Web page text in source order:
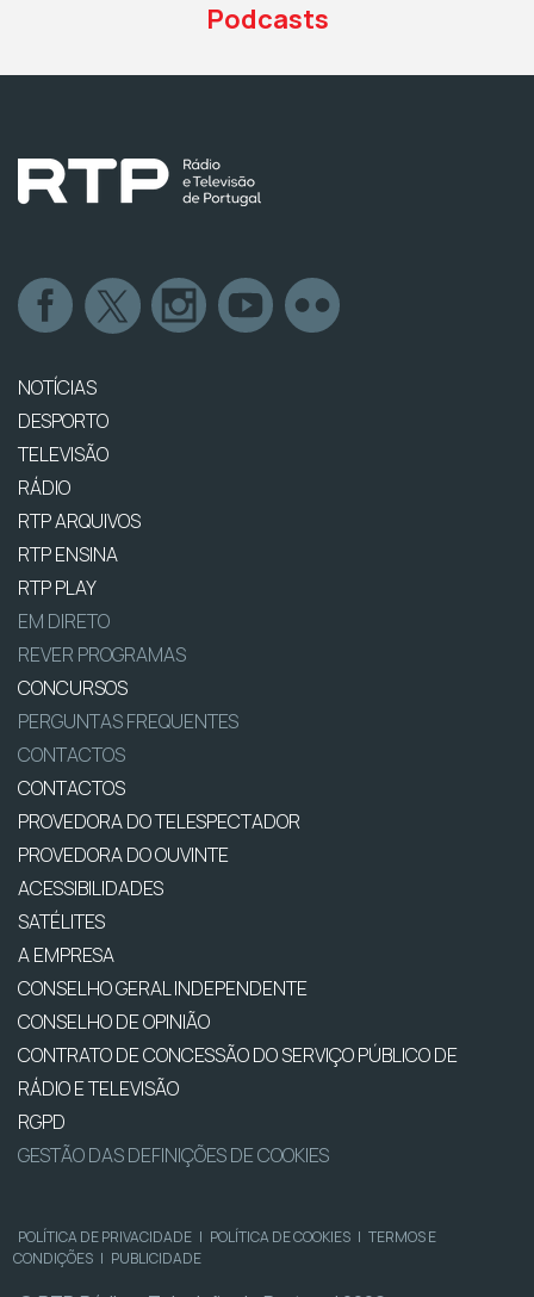
Podcasts
NOTÍCIAS
DESPORTO
TELEVISÃO
RÁDIO
RTP ARQUIVOS
RTP ENSINA
RTP PLAY
EM DIRETO
REVER PROGRAMAS
CONCURSOS
PERGUNTAS FREQUENTES
CONTACTOS
CONTACTOS
PROVEDORA DO TELESPECTADOR
PROVEDORA DO OUVINTE
ACESSIBILIDADES
SATÉLITES
A EMPRESA
CONSELHO GERAL INDEPENDENTE
CONSELHO DE OPINIÃO
CONTRATO DE CONCESSÃO DO SERVIÇO PÚBLICO DE
RÁDIO E TELEVISÃO
RGPD
GESTÃO DAS DEFINIÇÕES DE COOKIES
POLÍTICA DE PRIVACIDADE | POLÍTICA DE COOKIES | TERMOS E
CONDIÇÕES | PUBLICIDADE